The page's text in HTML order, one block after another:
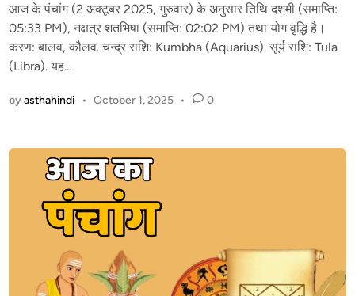
d
i
n
आज के पंचांग (2 अक्टूबर 2025, गुरुवार) के अनुसार तिथि दशमी (समाप्ति:
05:33 PM), नक्षत्र शतभिषा (समाप्ति: 02:02 PM) तथा योग वृद्धि है।
करण: बालव, कौलव. चन्द्र राशि: Kumbha (Aquarius). सूर्य राशि: Tula
(Libra). यह…
byasthahindi • October 1, 2025 • 0